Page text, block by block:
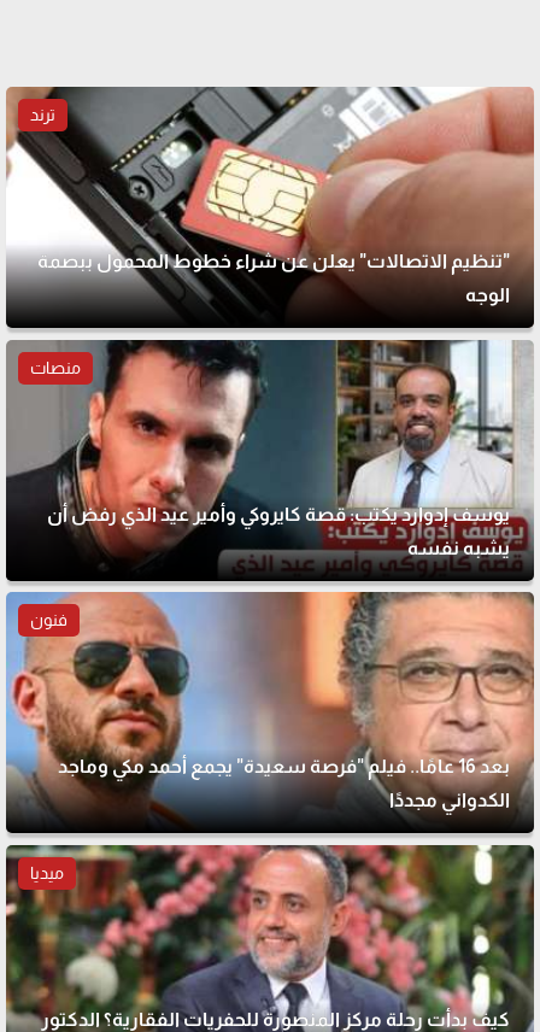
ترند
"تنظيم الاتصالات" يعلن عن شراء خطوط المحمول ببصمة
الوجه
منصات
يوسف إدوارد يكتب: قصة كايروكي وأمير عيد الذي رفض أن
يشبه نفسه
فنون
بعد 16 عامًا.. فيلم "فرصة سعيدة" يجمع أحمد مكي وماجد
الكدواني مجددًا
ميديا
كيف بدأت رحلة مركز المنصورة للحفريات الفقارية؟ الدكتور